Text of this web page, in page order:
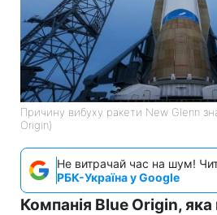
Причину вибуху ракети New Glenn
Origin)
Не витрачай час на шум!
РБК-Україна у Google
Компанія Blue Origin,